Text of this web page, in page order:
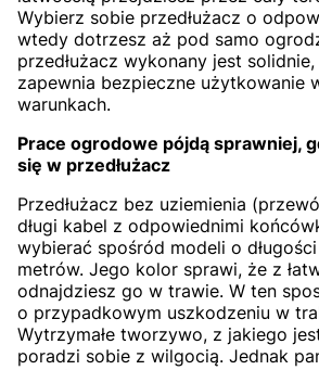
Wybierz sobie przedłużacz o
wtedy dotrzesz aż pod samo
przedłużacz wykonany jest
zapewnia bezpieczne użytkowanie
warunkach.
Prace ogrodowe pójdą sprawniej,
się w przedłużacz
Przedłużacz bez uziemienia
długi kabel z odpowiednimi
wybierać spośród modeli o
metrów. Jego kolor sprawi, że z
odnajdziesz go w trawie. W ten
o przypadkowym uszkodzeniu w
Wytrzymałe tworzywo, z jakiego
poradzi sobie z wilgocią. Jednak